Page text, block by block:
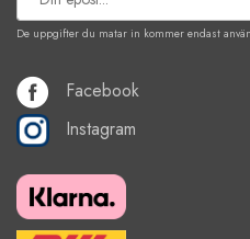
De uppgifter du matar in kommer endast
Facebook
Instagram